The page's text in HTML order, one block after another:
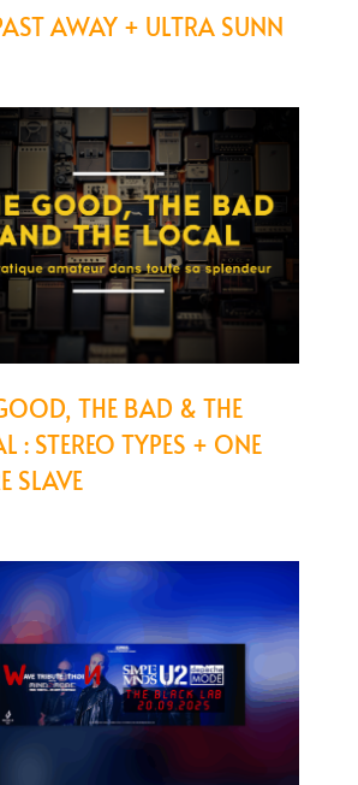
AWAY + ULTRA SUNN
THE BAD & THE
: STEREO TYPES + ONE
SLAVE